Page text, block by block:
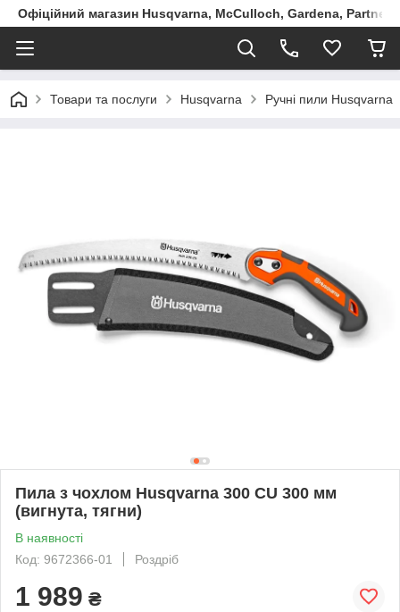
Офіційний магазин Husqvarna, McCulloch, Gardena, Partner
Товари та послуги Husqvarna Ручні пили Husqvarna
Пила з чохлом Husqvarna 300 CU 300 мм
(вигнута, тягни)
В наявності
Код: 9672366-01
Роздріб
1 989 ₴